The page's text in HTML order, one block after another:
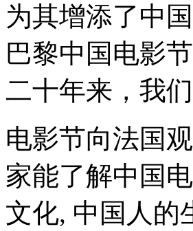
为其增添了中国
巴黎中国电影
二十年来，我
电影节向法国
家能了解中国
文化, 中国人的